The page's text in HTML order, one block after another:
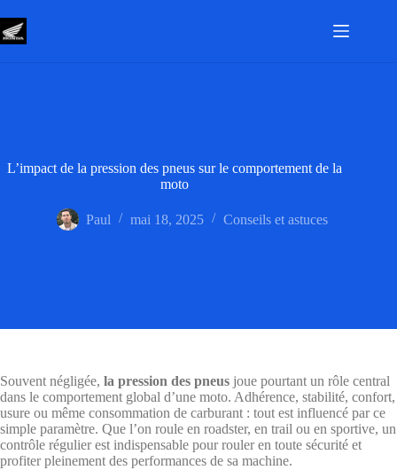
au
contenu
L’impact de la pression des pneus sur le comportement de la
moto
Paul mai 18, 2025 Conseils et astuces
Souvent négligée, la pression des pneus joue pourtant un rôle central
dans le comportement global d’une moto. Adhérence, stabilité, confort,
usure ou même consommation de carburant : tout est influencé par ce
simple paramètre. Que l’on roule en roadster, en trail ou en sportive, un
contrôle régulier est indispensable pour rouler en toute sécurité et
profiter pleinement des performances de sa machine.